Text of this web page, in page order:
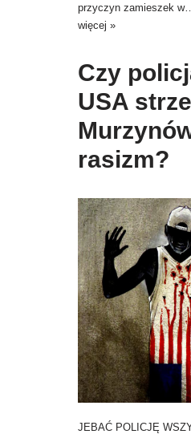
przyczyn zamieszek w…
więcej »
Czy
USA
rasizm?
JEBAĆ POLICJĘ